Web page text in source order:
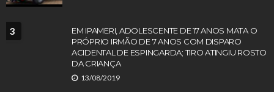
3
EM IPAMERI, ADOLESCENTE DE 17 ANOS MATA O
PRÓPRIO IRMÃO DE 7 ANOS COM DISPARO
ACIDENTAL DE ESPINGARDA; TIRO ATINGIU ROSTO
DA CRIANÇA
13/08/2019